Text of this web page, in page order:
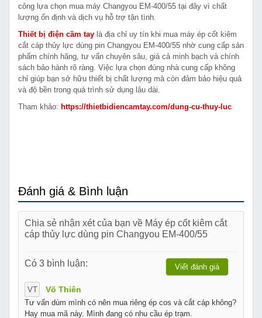
công lựa chọn mua máy Changyou EM-400/55 tại đây vì chất
lượng ổn định và dịch vụ hỗ trợ tận tình.
Thiết bị điện cầm tay là địa chỉ uy tín khi mua máy ép cốt kiêm
cắt cáp thủy lực dùng pin Changyou EM-400/55 nhờ cung cấp sản
phẩm chính hãng, tư vấn chuyên sâu, giá cả minh bạch và chính
sách bảo hành rõ ràng. Việc lựa chọn đúng nhà cung cấp không
chỉ giúp bạn sở hữu thiết bị chất lượng mà còn đảm bảo hiệu quả
và độ bền trong quá trình sử dụng lâu dài.
Tham khảo: https://thietbidiencamtay.com/dung-cu-thuy-luc
Đánh giá & Bình luận
Chia sẻ nhận xét của bạn về Máy ép cốt kiêm cắt
cáp thủy lực dùng pin Changyou EM-400/55
Có 3 bình luận: Viết đánh giá
VT Võ Thiên
Tư vấn dùm mình có nên mua riêng ép cos và cắt cáp không?
Hay mua mã này. Mình đang có nhu cầu ép trạm.